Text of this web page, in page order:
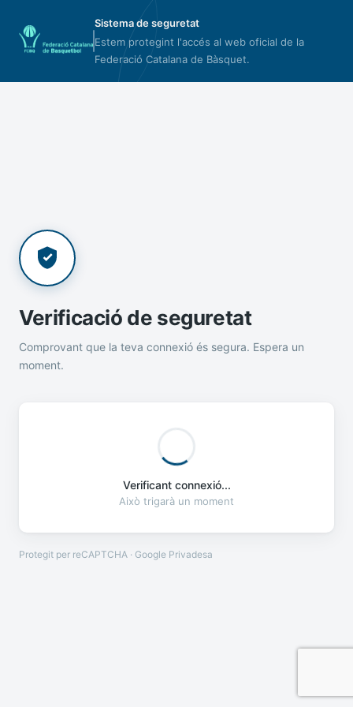
Sistema de seguretat
Estem protegint l'accés al web oficial de la
Federació Catalana de Bàsquet.
Verificació de seguretat
Comprovant que la teva connexió és segura. Espera un
moment.
Verificant connexió...
Això trigarà un moment
Protegit per reCAPTCHA · Google Privadesa